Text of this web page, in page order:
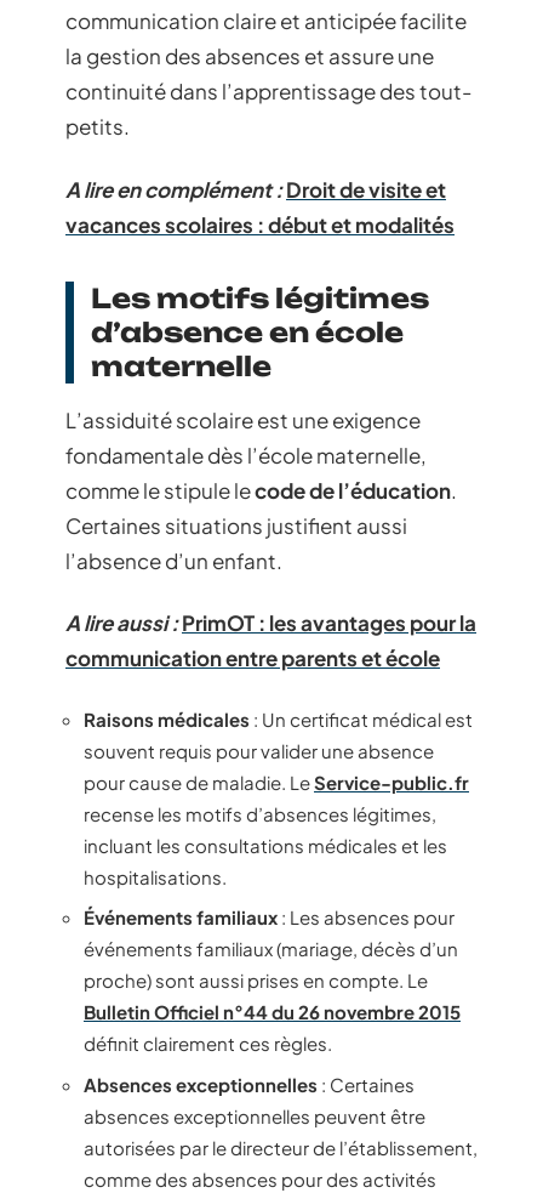
communication claire et anticipée facilite
la gestion des absences et assure une
continuité dans l’apprentissage des tout-
petits.
A lire en complément :Droit de visite et
vacances scolaires : début et modalités
Les motifs légitimes
d’absence en école
maternelle
L’assiduité scolaire est une exigence
fondamentale dès l’école maternelle,
comme le stipule lecode de l’éducation.
Certaines situations justifient aussi
l’absence d’un enfant.
A lire aussi :PrimOT : les avantages pour la
communication entre parents et école
Raisons médicales : Un certificat médical est
souvent requis pour valider une absence
pour cause de maladie. LeService-public.fr
recense les motifs d’absences légitimes,
incluant les consultations médicales et les
hospitalisations.
Événements familiaux : Les absences pour
événements familiaux (mariage, décès d’un
proche) sont aussi prises en compte. Le
Bulletin Officiel n°44 du 26 novembre 2015
définit clairement ces règles.
Absences exceptionnelles : Certaines
absences exceptionnelles peuvent être
autorisées par le directeur de l’établissement,
comme des absences pour des activités